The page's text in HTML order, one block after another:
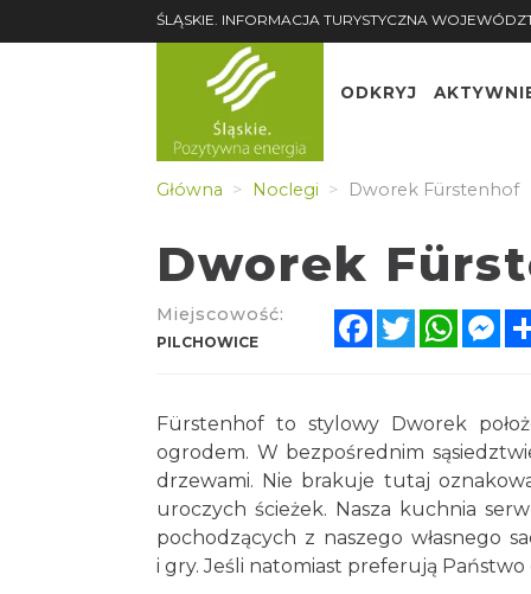
ŚLĄSKIE. INFORMACJA TURYSTYCZNA
ODKRYJ
Główna Noclegi Dworek Fürstenhof
Dworek
Miejscowość:
PILCHOWICE
FacebookTwitter
Fürstenhof to stylowy Dworek
ogrodem. W bezpośrednim
drzewami. Nie brakuje tutaj
uroczych ścieżek. Nasza kuchnia
pochodzących z naszego własnego
i gry. Jeśli natomiast preferują